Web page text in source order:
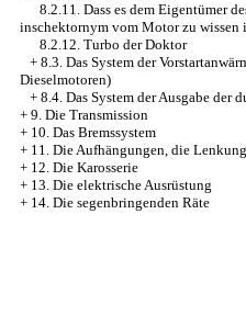
8.2.11. Dass es dem Eigentümer
inschektornym vom Motor zu wissen
8.2.12. Turbo der Doktor
+ 8.3. Das System der
Dieselmotoren)
+ 8.4. Das System der Ausgabe der
+ 9. Die Transmission
+ 10. Das Bremssystem
+ 11. Die Aufhängungen, die Lenkung
+ 12. Die Karosserie
+ 13. Die elektrische Ausrüstung
+ 14. Die segenbringenden Räte